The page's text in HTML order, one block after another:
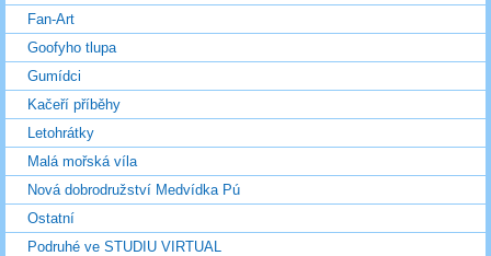
Fan-Art
Goofyho tlupa
Gumídci
Kačeří příběhy
Letohrátky
Malá mořská víla
Nová dobrodružství Medvídka Pú
Ostatní
Podruhé ve STUDIU VIRTUAL